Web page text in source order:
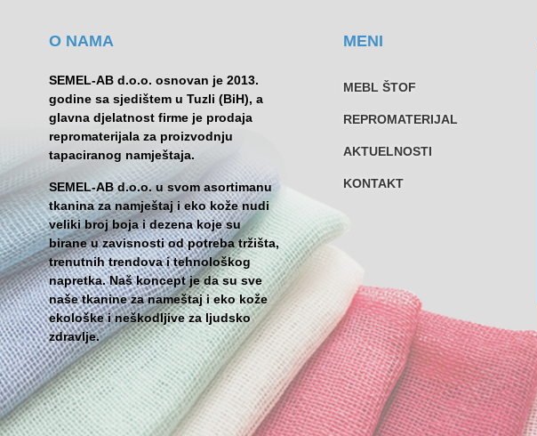
O NAMA
SEMEL-AB d.o.o. osnovan je 2013.
godine sa sjedištem u Tuzli (BiH), a
glavna djelatnost firme je prodaja
repromaterijala za proizvodnju
tapaciranog namještaja.
SEMEL-AB d.o.o. u svom asortimanu
tkanina za namještaj i eko kože nudi
veliki broj boja i dezena koje su
birane u zavisnosti od potreba tržišta,
trenutnih trendova i tehnološkog
napretka. Naš koncept je da su sve
naše tkanine za nameštaj i eko kože
ekološke i neškodljive za ljudsko
zdravlje.
MENI
MEBL ŠTOF
REPROMATERIJAL
AKTUELNOSTI
KONTAKT